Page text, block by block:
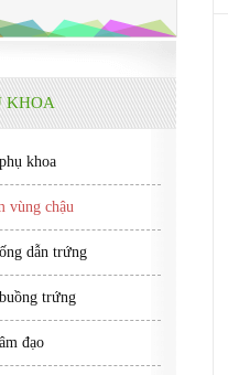
KHOA
khoa
vùng chậu
dẫn trứng
trứng
đạo